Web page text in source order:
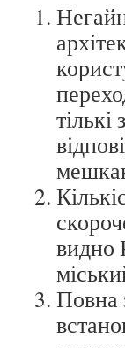
видно
Повна